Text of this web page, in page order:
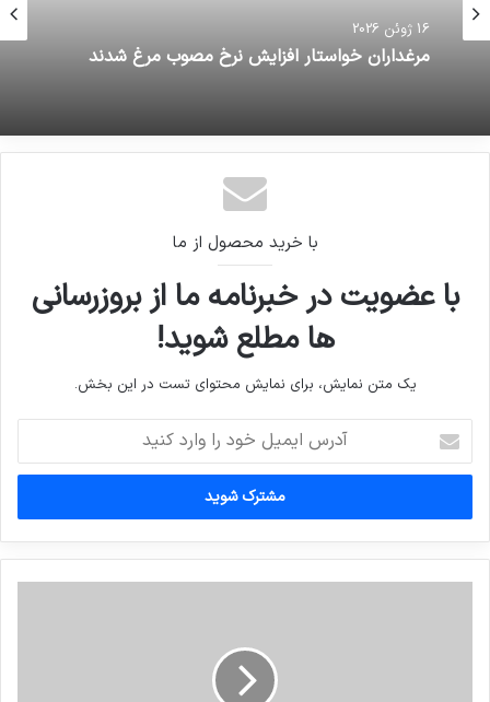
16 ژوئن 2026
مرغداران خواستار افزایش نرخ مصوب مرغ شدند
با خرید محصول از ما
با عضویت در خبرنامه ما از بروزرسانی
ها مطلع شوید!
یک متن نمایش، برای نمایش محتوای تست در این بخش.
ایمیل
خود
وارد
کنید